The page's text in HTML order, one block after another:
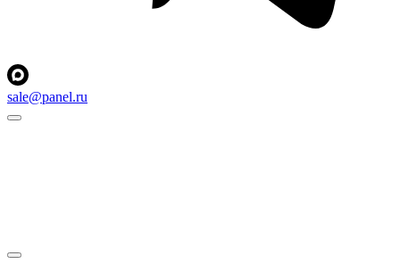
sale@panel.ru